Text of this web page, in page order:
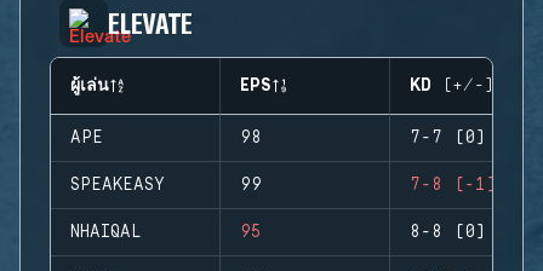
ELEVATE
ผู้เล่น EPS KD (+/-)
APE 98 7-7 (0)
SPEAKEASY 99 7-8 (-1)
NHAIQAL 95 8-8 (0)